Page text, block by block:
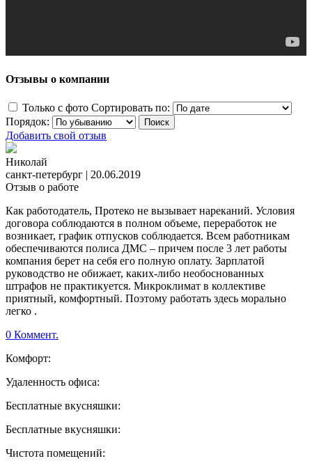
Отзывы о компании
Только с фото Сортировать по:
Порядок:
Добавить свой отзыв
Николай
санкт-петербург | 20.06.2019
Отзыв о работе
Как работодатель, Протеко не вызывает нареканий. Условия
договора соблюдаются в полном объеме, переработок не
возникает, график отпусков соблюдается. Всем работникам
обеспечиваются полиса ДМС – причем после 3 лет работы
компания берет на себя его полную оплату. Зарплатой
руководство не обижает, каких-либо необоснованных
штрафов не практикуется. Микроклимат в коллективе
приятный, комфортный. Поэтому работать здесь морально
легко .
0 Коммент.
Комфорт:
Удаленность офиса:
Бесплатные вкусняшки:
Бесплатные вкусняшки:
Чистота помещений: